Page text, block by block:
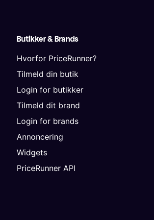
Butikker & Brands
Hvorfor PriceRunner?
Tilmeld din butik
Login for butikker
Tilmeld dit brand
Login for brands
Annoncering
Widgets
PriceRunner API